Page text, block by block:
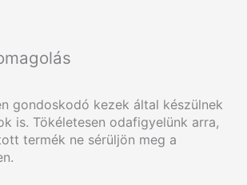
gondoskodó kezek által készülnek
is. Tökéletesen odafigyelünk arra,
termék ne sérüljön meg a